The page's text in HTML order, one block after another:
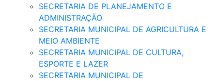
SECRETARIA DE PLANEJAMENTO E
ADMINISTRAÇÃO
SECRETARIA MUNICIPAL DE AGRICULTURA E
MEIO AMBIENTE
SECRETARIA MUNICIPAL DE CULTURA,
ESPORTE E LAZER
SECRETARIA MUNICIPAL DE